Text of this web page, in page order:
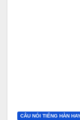
CÂU NÓI TIẾNG HÀN